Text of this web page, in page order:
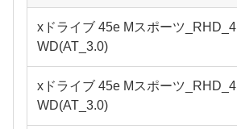
xドライブ 45e Mスポーツ_RHD_4
WD(AT_3.0)
xドライブ 45e Mスポーツ_RHD_4
WD(AT_3.0)